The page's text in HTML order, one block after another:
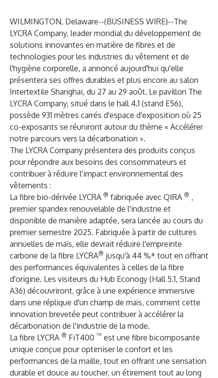
WILMINGTON, Delaware--(BUSINESS WIRE)--The
LYCRA Company, leader mondial du développement de
solutions innovantes en matière de fibres et de
technologies pour les industries du vêtement et de
l'hygiène corporelle, a annoncé aujourd'hui qu'elle
présentera ses offres durables et plus encore au salon
Intertextile Shanghai, du 27 au 29 août. Le pavillon The
LYCRA Company, situé dans le hall 4.1 (stand E56),
possède 931 mètres carrés d'espace d'exposition où 25
co-exposants se réuniront autour du thème « Accélérer
notre parcours vers la décarbonation ».
The LYCRA Company présentera des produits conçus
pour répondre aux besoins des consommateurs et
contribuer à réduire l'impact environnemental des
vêtements :
La fibre bio-dérivée LYCRA ® fabriquée avec QIRA ® ,
premier spandex renouvelable de l'industrie et
disponible de manière adaptée, sera lancée au cours du
premier semestre 2025. Fabriquée à partir de cultures
annuelles de maïs, elle devrait réduire l'empreinte
carbone de la fibre LYCRA® jusqu'à 44 %* tout en offrant
des performances équivalentes à celles de la fibre
d'origine. Les visiteurs du Hub Econogy (Hall 5.1, Stand
A36) découvriront, grâce à une expérience immersive
dans une réplique d'un champ de maïs, comment cette
innovation brevetée peut contribuer à accélérer la
décarbonation de l'industrie de la mode.
La fibre LYCRA ® FiT400 ™ est une fibre bicomposante
unique conçue pour optimiser le confort et les
performances de la maille, tout en offrant une sensation
durable et douce au toucher, un étirement tout au long